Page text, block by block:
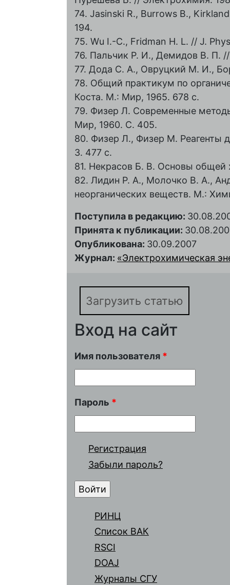
74. Jasinski R., Burrows B.,
194.
75. Wu I.-C., Fridman H. L. // J.
76. Пальчик Р. И., Демидов В. П.
77. Дода С. А., Овруцкий М. И.,
78. Общий практикум по
Коста. М.: Мир, 1965. 678 c.
79. Физер Л. Современные
Мир, 1960. С. 405.
80. Физер Л., Физер М. Реагенты
3. 477 с.
81. Некрасов Б. В. Основы
82. Лидин Р. А., Молочко В. А.,
неорганических веществ. М.:
Поступила в редакцию:
Принята к публикации:
Опубликована: 30.09.2007
Журнал: «Электрохимическая
Загрузить статью
Вход на сайт
Имя пользователя *
Пароль *
Регистрация
Забыли пароль?
РИНЦ
Список ВАК
RSCI
DOAJ
Журналы СГУ